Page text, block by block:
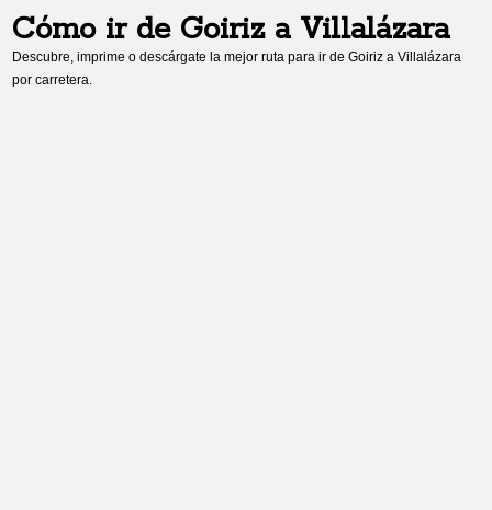
Cómo ir de Goiriza Villalázara
Descubre, imprime o descárgate la mejor ruta para ir deGoiriz aVillalázara
por carretera.